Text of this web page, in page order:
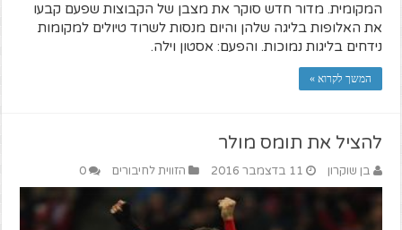
המקומית. מדור חדש סוקר את מצבן של הקבוצות שפעם קבעו
את האלופות בליגה שלהן והיום מנסות לשרוד טיולים למקומות
נידחים בליגות נמוכות. והפעם: אסטון וילה.
המשך לקרוא »
להציל את תומס מולר
בן שוקרון 11 בדצמבר 2016 הזווית לחיבורים 0